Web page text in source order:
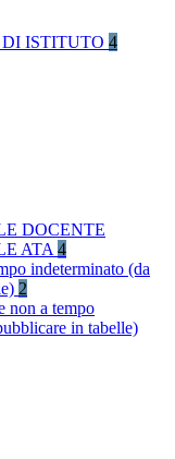
ISTITUTO 4
DOCENTE
ATA 4
indeterminato (da
2
non a tempo
in tabelle)